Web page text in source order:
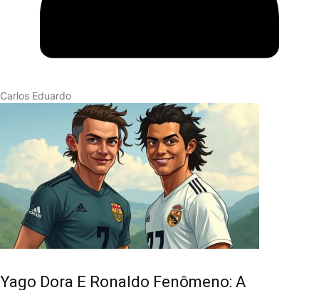
Carlos Eduardo
Yago Dora E Ronaldo Fenômeno: A